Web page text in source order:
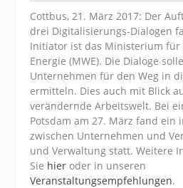
Cottbus, 21. März 2017: Der
drei Digitalisierungs-Dialogen
Initiator ist das Ministerium für
Energie (MWE). Die Dialoge
Unternehmen für den Weg in
ermitteln. Dies auch mit Blick
verändernde Arbeitswelt. Bei
Potsdam am 27. März fand ein
zwischen Unternehmen und
und Verwaltung statt. Weitere
Sie hier oder in unseren
Veranstaltungsempfehlungen.